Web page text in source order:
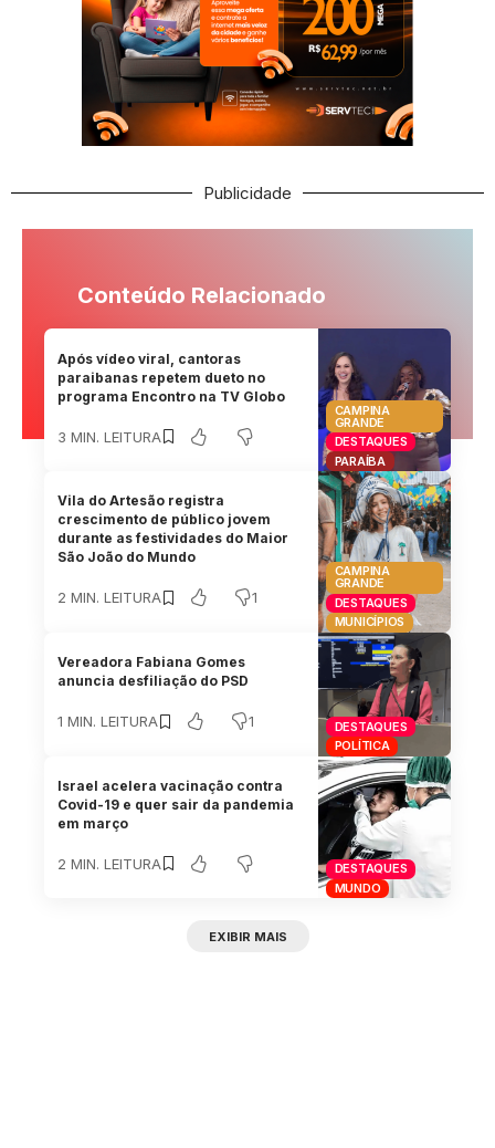
Publicidade
Conteúdo Relacionado
CAMPINA
GRANDE
DESTAQUES
PARAÍBA
Após vídeo viral, cantoras
paraibanas repetem dueto no
programa Encontro na TV Globo
3 MIN. LEITURA
CAMPINA
GRANDE
DESTAQUES
MUNICÍPIOS
Vila do Artesão registra
crescimento de público jovem
durante as festividades do Maior
São João do Mundo
2 MIN. LEITURA 1
DESTAQUES
POLÍTICA
Vereadora Fabiana Gomes
anuncia desfiliação do PSD
1 MIN. LEITURA 1
DESTAQUES
MUNDO
Israel acelera vacinação contra
Covid-19 e quer sair da pandemia
em março
2 MIN. LEITURA
EXIBIR MAIS